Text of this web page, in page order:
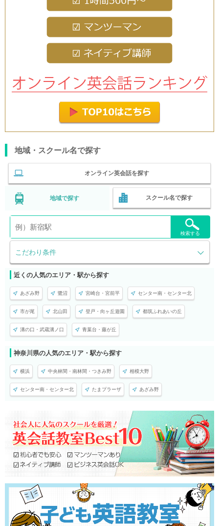
地域・スクール名で探す
オンライン英会話を探す
地域で探す スクール名で探す
こだわり条件
検索する
近くの人気のエリア・駅から探す
あざみ野 鷺沼 宮崎台・宮前平 センター南・センター北
市が尾 北山田 登戸・向ヶ丘遊園 都筑ふれあいの丘
溝の口・武蔵溝ノ口 青葉台・藤が丘
神奈川県の人気のエリア・駅から探す
横浜 中央林間・南林間・つきみ野 相模大野
センター南・センター北 たまプラーザ あざみ野